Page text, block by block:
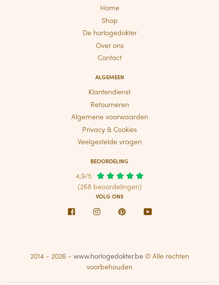
Home
Shop
De horlogedokter
Over ons
Contact
ALGEMEEN
Klantendienst
Retourneren
Algemene voorwaarden
Privacy & Cookies
Veelgestelde vragen
BEOORDELING
4,9/5
(268 beoordelingen)
VOLG ONS
Facebook Instagram PinterestYoutube
2014 - 2026 - www.horlogedokter.be© Alle rechten
voorbehouden